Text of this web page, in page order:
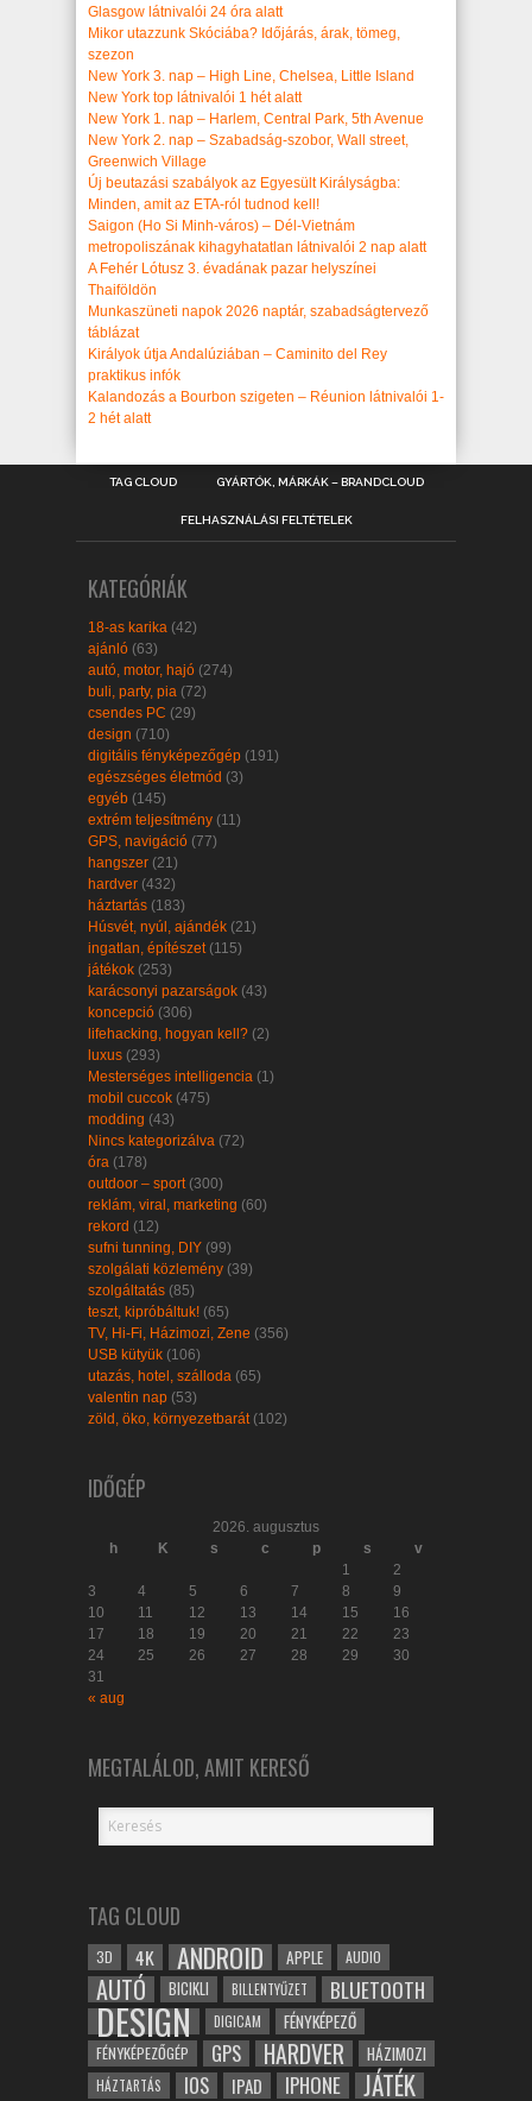
Glasgow látnivalói 24 óra alatt
Mikor utazzunk Skóciába? Időjárás, árak, tömeg,
szezon
New York 3. nap – High Line, Chelsea, Little Island
New York top látnivalói 1 hét alatt
New York 1. nap – Harlem, Central Park, 5th Avenue
New York 2. nap – Szabadság-szobor, Wall street,
Greenwich Village
Új beutazási szabályok az Egyesült Királyságba:
Minden, amit az ETA-ról tudnod kell!
Saigon (Ho Si Minh-város) – Dél-Vietnám
metropoliszának kihagyhatatlan látnivalói 2 nap alatt
A Fehér Lótusz 3. évadának pazar helyszínei
Thaiföldön
Munkaszüneti napok 2026 naptár, szabadságtervező
táblázat
Királyok útja Andalúziában – Caminito del Rey
praktikus infók
Kalandozás a Bourbon szigeten – Réunion látnivalói 1-
2 hét alatt
TAG CLOUD GYÁRTÓK, MÁRKÁK – BRANDCLOUD
FELHASZNÁLÁSI FELTÉTELEK
KATEGÓRIÁK
18-as karika (42)
ajánló (63)
autó, motor, hajó (274)
buli, party, pia (72)
csendes PC (29)
design (710)
digitális fényképezőgép (191)
egészséges életmód (3)
egyéb (145)
extrém teljesítmény (11)
GPS, navigáció (77)
hangszer (21)
hardver (432)
háztartás (183)
Húsvét, nyúl, ajándék (21)
ingatlan, építészet (115)
játékok (253)
karácsonyi pazarságok (43)
koncepció (306)
lifehacking, hogyan kell? (2)
luxus (293)
Mesterséges intelligencia (1)
mobil cuccok (475)
modding (43)
Nincs kategorizálva (72)
óra (178)
outdoor – sport (300)
reklám, viral, marketing (60)
rekord (12)
sufni tunning, DIY (99)
szolgálati közlemény (39)
szolgáltatás (85)
teszt, kipróbáltuk! (65)
TV, Hi-Fi, Házimozi, Zene (356)
USB kütyük (106)
utazás, hotel, szálloda (65)
valentin nap (53)
zöld, öko, környezetbarát (102)
IDŐGÉP
2026. augusztus
h
K s c p s
v
1
2
3
4 5 6 7 8
9
10
11 12 13 14 15
16
17
18 19 20 21 22
23
24
25 26 27 28 29
30
31
« aug
MEGTALÁLOD, AMIT KERESŐ
TAG CLOUD
3D 4K ANDROID APPLE AUDIO
AUTÓ BICIKLI BILLENTYŰZET BLUETOOTH
DESIGN DIGICAM FÉNYKÉPEZŐ
FÉNYKÉPEZŐGÉP GPS HARDVER HÁZIMOZI
HÁZTARTÁS IOS IPAD IPHONE JÁTÉK